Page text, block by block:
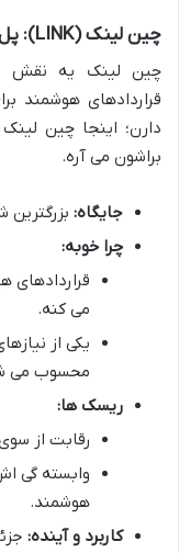
چین لینک (LINK): پل ارتباطی دنیای واقعی و بلاکچین
چین لینک یه نقش
قراردادهای هوشمند
دارن؛ اینجا چین
براشون می آره.
جایگاه: بزرگترین
چرا خوبه:
قراردادهای
می کنه.
محسوب می
ریسک ها:
رقابت از
وابسته گی
هوشمند.
کاربرد و آینده: